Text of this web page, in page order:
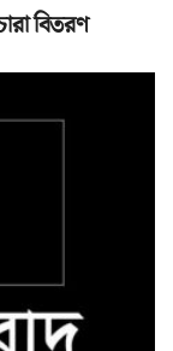
বিতরণ